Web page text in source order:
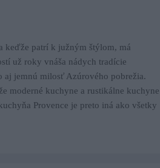
keďže patrí k južným štýlom, má
už roky vnáša nádych tradície
jemnú milosť Azúrového pobrežia.
moderné kuchyne a rustikálne kuchyne
Provence je preto iná ako všetky